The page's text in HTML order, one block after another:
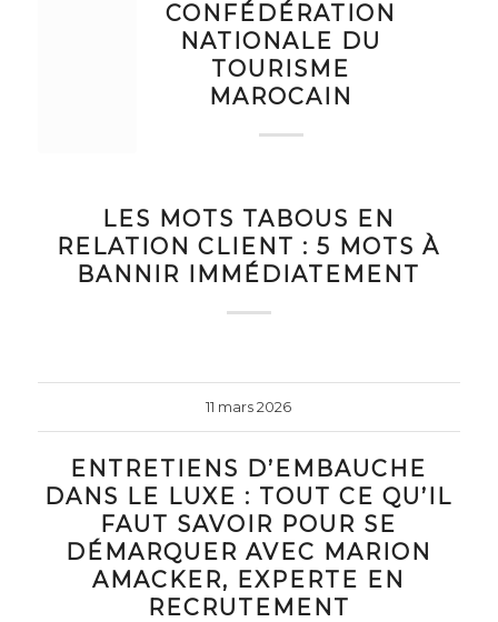
CONFÉDÉRATION
NATIONALE DU
TOURISME
MAROCAIN
LES MOTS TABOUS EN
RELATION CLIENT : 5 MOTS À
BANNIR IMMÉDIATEMENT
11 mars 2026
ENTRETIENS D’EMBAUCHE
DANS LE LUXE : TOUT CE QU’IL
FAUT SAVOIR POUR SE
DÉMARQUER AVEC MARION
AMACKER, EXPERTE EN
RECRUTEMENT